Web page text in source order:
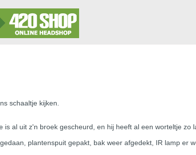
schaaltje kijken.
al uit z'n broek gescheurd, en hij heeft al een worteltje zo
plantenspuit gepakt, bak weer afgedekt, IR lamp er